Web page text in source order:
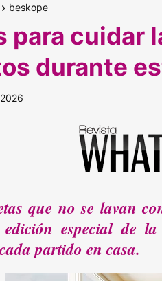
beskope
para cuidar
durante
que no se lavan
especial de
partido en casa.